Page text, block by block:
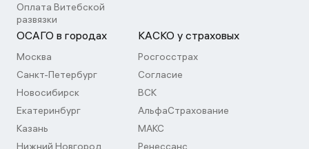
Оплата Витебской
развязки
ОСАГО в городах
Москва
Санкт-Петербург
Новосибирск
Екатеринбург
Казань
Нижний Новгород
КАСКО у страховых
Росгосстрах
Согласие
ВСК
АльфаСтрахование
МАКС
Ренессанс